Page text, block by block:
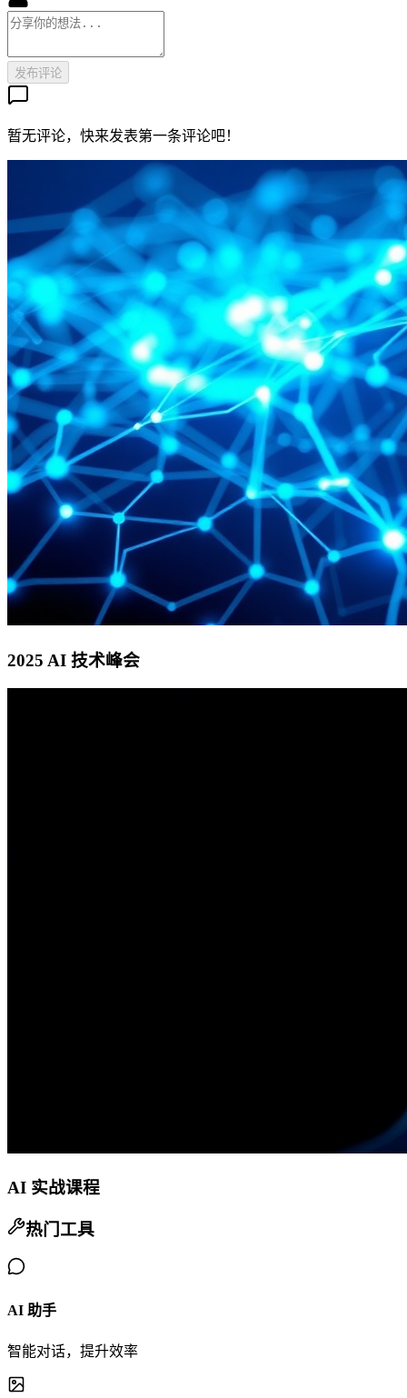
发布评论
暂无评论，快来发表第一条评论吧！
2025 AI 技术峰会
AI 实战课程
热门工具
AI 助手
智能对话，提升效率